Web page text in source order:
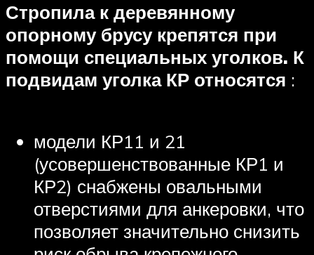
Стропила к деревянному
опорному брусу крепятся при
помощи специальных уголков. К
подвидам уголка КР относятся :
модели КР11 и 21
(усовершенствованные КР1 и
КР2) снабжены овальными
отверстиями для анкеровки, что
позволяет значительно снизить